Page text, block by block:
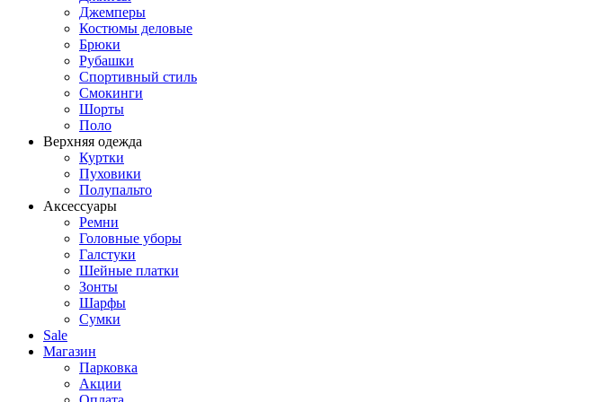
Джемперы
Костюмы деловые
Брюки
Рубашки
Спортивный стиль
Смокинги
Шорты
Поло
Верхняя одежда
Куртки
Пуховики
Полупальто
Аксессуары
Ремни
Головные уборы
Галстуки
Шейные платки
Зонты
Шарфы
Сумки
Sale
Магазин
Парковка
Акции